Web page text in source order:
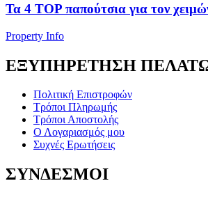
Τα 4 TOP παπούτσια για τον
Property Info
ΕΞΥΠΗΡΕΤΗΣΗ
Πολιτική Επιστροφών
Τρόποι Πληρωμής
Τρόποι Αποστολής
Ο Λογαριασμός μου
Συχνές Ερωτήσεις
ΣΥΝΔΕΣΜΟΙ